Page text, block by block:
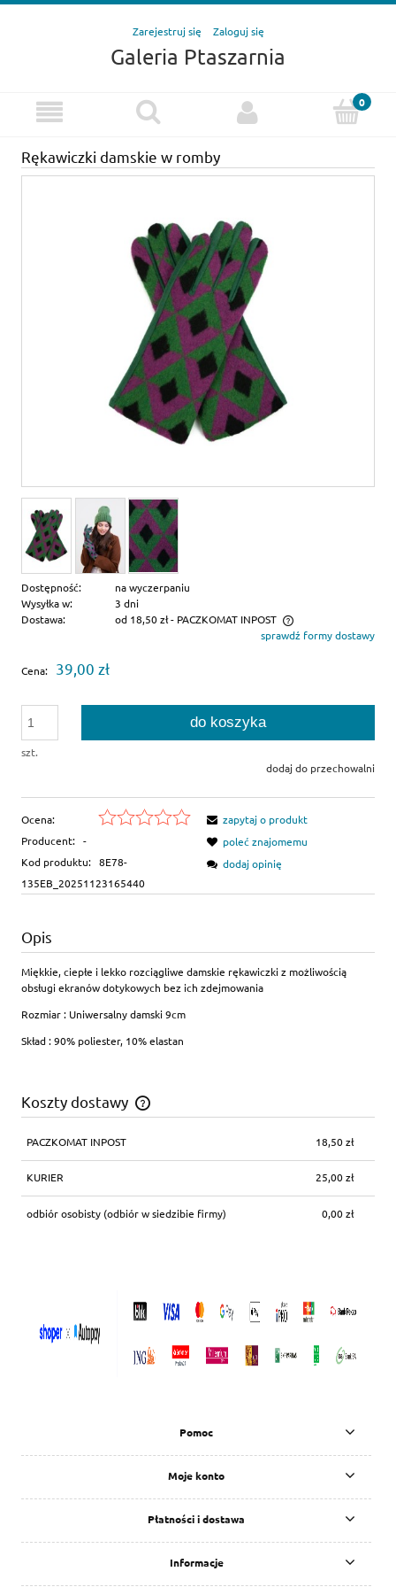
Zarejestruj się Zaloguj się
Galeria Ptaszarnia
Rękawiczki damskie w romby
Dostępność:
na wyczerpaniu
Wysyłka w:
3 dni
Dostawa:
od 18,50 zł- PACZKOMAT INPOST
Cena nie zawiera ewentualnych kosztów płatnościsprawdź formy dostawy
Cena: 39,00 zł
szt.
do koszyka
dodaj do przechowalni
Ocena:
Producent: -
Kod produktu: 8E78-
135EB_20251123165440
zapytaj o produkt
poleć znajomemu
dodaj opinię
Opis
Miękkie, ciepłe i lekko rozciągliwe damskie rękawiczki z możliwością
obsługi ekranów dotykowych bez ich zdejmowania
Rozmiar : Uniwersalny damski 9cm
Skład : 90% poliester, 10% elastan
Koszty dostawy
Cena nie zawiera ewentualnych kosztów płatności
PACZKOMAT INPOST 18,50 zł
KURIER 25,00 zł
odbiór osobisty (odbiór w siedzibie firmy) 0,00 zł
Pomoc
Moje konto
Płatności i dostawa
Informacje